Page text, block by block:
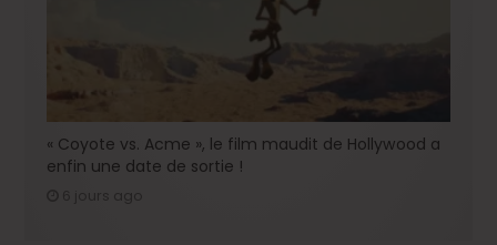
« Coyote vs. Acme », le film maudit de Hollywood a
enfin une date de sortie !